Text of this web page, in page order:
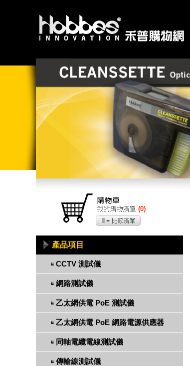
(0)
產品項目
CCTV 測試儀
網路測試儀
乙太網供電 PoE 測試儀
乙太網供電 PoE 網路電源供應器
同軸電纜電線測試儀
傳輸線測試儀